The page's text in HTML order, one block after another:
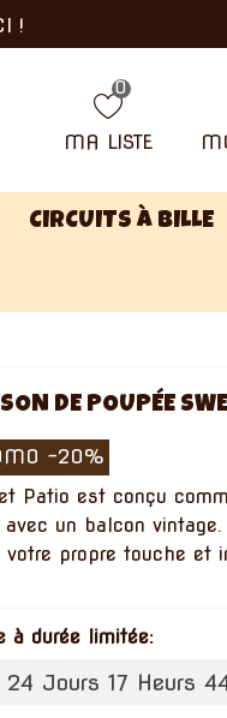
!
0
MA LISTE
CIRCUITS À BILLE
DE POUPÉE
-20%
Patio est conçu
avec un balcon
votre propre touche et
à durée limitée:
24 Jours 17 Heurs